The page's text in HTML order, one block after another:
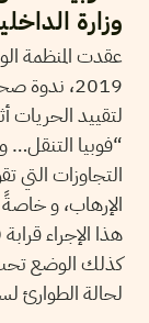
وزارة
2019،
لتقييد الحريات
“فوبيا
التجاوزات التي
كذلك الوضع تحت
لحالة الطوارئ لسنة 1978، و هو قانون